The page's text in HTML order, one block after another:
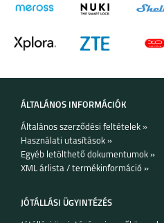
SAMSUNG GALAXY Z
SAMSUNG GALAXY
SAMSUNG GALAXY
A55
S24 ULTRA
ÁLTALÁNOS INFORMÁCIÓK
Általános szerződési feltételek »
Használati utasítások »
Egyéb letölthető dokumentumok »
XML árlista / termékinformáció »
JÓTÁLLÁSI ÜGYINTÉZÉS